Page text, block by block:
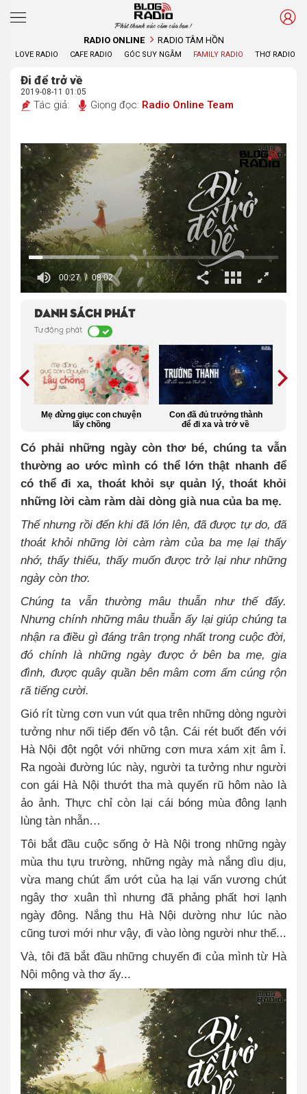
Phát thanh xúc cảm của bạn !
RADIO ONLINE RADIO TÂM HỒN
LOVE RADIO CAFE RADIO GÓC SUY NGẪM FAMILY RADIO THƠ RADIO
Đi để trở về
2019-08-11 01:05
Tác giả: Giọng đọc: Radio Online Team
00:28 08:02
Danh sách phát
Tự động phát
Mẹ đừng giục con chuyện
lấy chồng
Con đã đủ trưởng thành
để đi xa và trở về
Có phải những ngày còn thơ bé, chúng ta vẫn
thường ao ước mình có thể lớn thật nhanh để
có thể đi xa, thoát khỏi sự quản lý, thoát khỏi
những lời càm ràm dài dòng già nua của ba mẹ.
Thế nhưng rồi đến khi đã lớn lên, đã được tự do, đã
thoát khỏi những lời càm ràm của ba mẹ lại thấy
nhớ, thấy thiếu, thấy muốn được trở lại như những
ngày còn thơ.
Chúng ta vẫn thường mâu thuẫn như thế đấy.
Nhưng chính những mâu thuẫn ấy lại giúp chúng ta
nhận ra điều gì đáng trân trọng nhất trong cuộc đời,
đó chính là những ngày được ở bên ba mẹ, gia
đình, được quây quần bên mâm cơm ấm cúng rộn
rã tiếng cười.
Gió rít từng cơn vun vút qua trên những dòng người
tưởng như nối tiếp đến vô tận. Cái rét buốt đến với
Hà Nội đột ngột với những cơn mưa xám xịt âm ỉ.
Ra ngoài đường lúc này, người ta tưởng như người
con gái Hà Nội thướt tha mà quyến rũ hôm nào là
ảo ảnh. Thực chỉ còn lại cái bóng mùa đông lạnh
lùng tàn nhẫn…
Tôi bắt đầu cuộc sống ở Hà Nội trong những ngày
mùa thu tựu trường, những ngày mà nắng dìu dịu,
vừa mang chút ẩm ướt của hạ lại vấn vương chút
ngây thơ xuân thì nhưng đã phảng phất hơi lạnh
ngày đông. Nắng thu Hà Nội dường như lúc nào
cũng tươi mới như vậy, đi vào lòng người như thế...
Và, tôi đã bắt đầu những chuyến đi của mình từ Hà
Nội mộng và thơ ấy...